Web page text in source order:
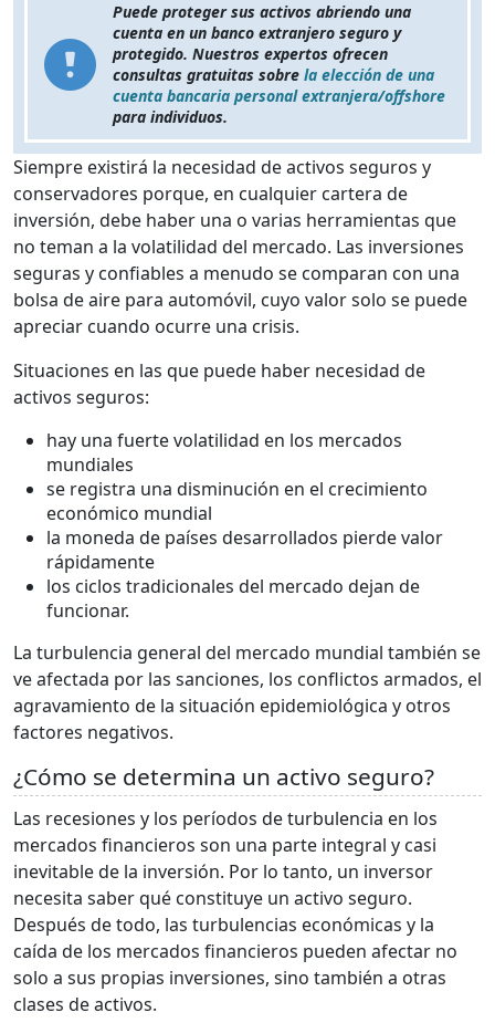
Puede proteger sus activos abriendo una
cuenta en un banco extranjero seguro y
protegido. Nuestros expertos ofrecen
consultas gratuitas sobre la elección de una
cuenta bancaria personal extranjera/offshore
para individuos.
Siempre existirá la necesidad de activos seguros y
conservadores porque, en cualquier cartera de
inversión, debe haber una o varias herramientas que
no teman a la volatilidad del mercado. Las inversiones
seguras y confiables a menudo se comparan con una
bolsa de aire para automóvil, cuyo valor solo se puede
apreciar cuando ocurre una crisis.
Situaciones en las que puede haber necesidad de
activos seguros:
hay una fuerte volatilidad en los mercados
mundiales
se registra una disminución en el crecimiento
económico mundial
la moneda de países desarrollados pierde valor
rápidamente
los ciclos tradicionales del mercado dejan de
funcionar.
La turbulencia general del mercado mundial también se
ve afectada por las sanciones, los conflictos armados, el
agravamiento de la situación epidemiológica y otros
factores negativos.
¿Cómo se determina un activo seguro?
Las recesiones y los períodos de turbulencia en los
mercados financieros son una parte integral y casi
inevitable de la inversión. Por lo tanto, un inversor
necesita saber qué constituye un activo seguro.
Después de todo, las turbulencias económicas y la
caída de los mercados financieros pueden afectar no
solo a sus propias inversiones, sino también a otras
clases de activos.